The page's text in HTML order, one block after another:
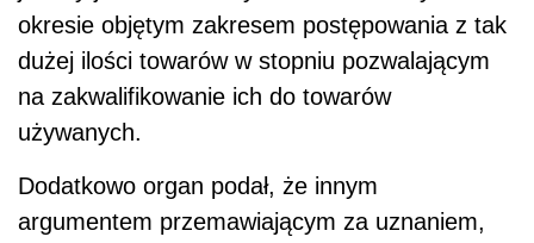
okresie objętym zakresem postępowania z tak
dużej ilości towarów w stopniu pozwalającym
na zakwalifikowanie ich do towarów
używanych.
Dodatkowo organ podał, że innym
argumentem przemawiającym za uznaniem,